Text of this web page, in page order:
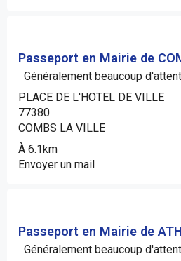
Passeport en Mairie de
Généralement beaucoup
PLACE DE L'HOTEL DE VILLE
77380
COMBS LA VILLE
À 6.1km
Envoyer un mail
Passeport en Mairie de
Généralement beaucoup